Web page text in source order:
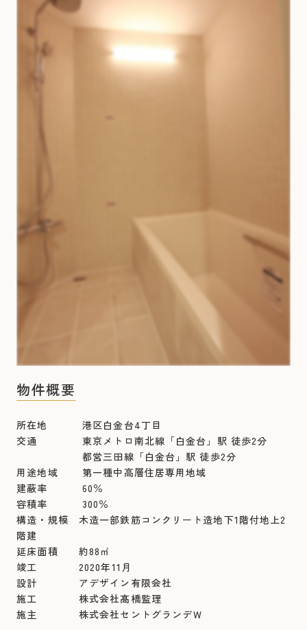
物件概要
所在地 港区白金台4丁目
交通 東京メトロ南北線「白金台」駅 徒歩2分
都営三田線「白金台」駅 徒歩2分
用途地域 第一種中高層住居専用地域
建蔽率 60％
容積率 300％
構造・規模 木造一部鉄筋コンクリート造地下1階付地上2
階建
延床面積 約88㎡
竣工 2020年11月
設計 アデザイン有限会社
施工 株式会社髙橋監理
施主 株式会社セントグランデＷ